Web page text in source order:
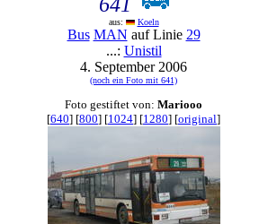
aus: Koeln
Bus MAN auf Linie 29
...: Unistil
4. September 2006
(noch ein Foto mit 641)
Foto gestiftet von: Mariooo
[640] [800] [1024] [1280] [original]